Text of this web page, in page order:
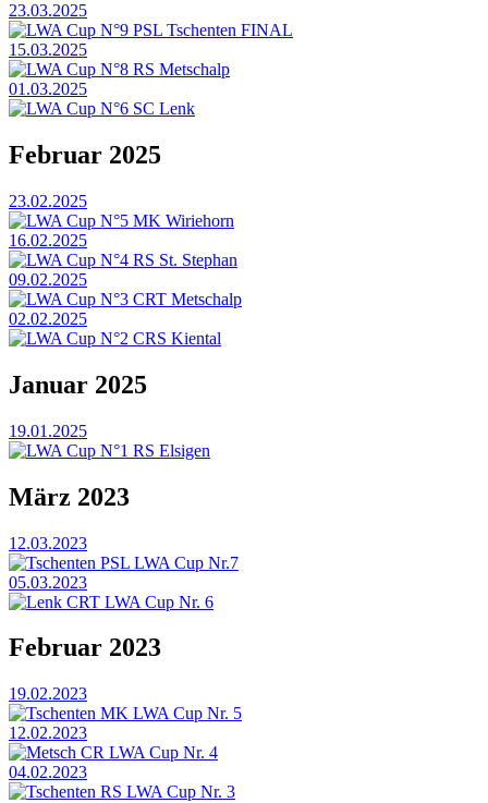
23.03.2025
LWA Cup N°9 PSL Tschenten FINAL
15.03.2025
LWA Cup N°8 RS Metschalp
01.03.2025
LWA Cup N°6 SC Lenk
Februar 2025
23.02.2025
LWA Cup N°5 MK Wiriehorn
16.02.2025
LWA Cup N°4 RS St. Stephan
09.02.2025
LWA Cup N°3 CRT Metschalp
02.02.2025
LWA Cup N°2 CRS Kiental
Januar 2025
19.01.2025
LWA Cup N°1 RS Elsigen
März 2023
12.03.2023
Tschenten PSL LWA Cup Nr.7
05.03.2023
Lenk CRT LWA Cup Nr. 6
Februar 2023
19.02.2023
Tschenten MK LWA Cup Nr. 5
12.02.2023
Metsch CR LWA Cup Nr. 4
04.02.2023
Tschenten RS LWA Cup Nr. 3